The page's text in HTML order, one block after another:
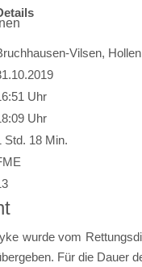
Vilsen, Hollen
Uhr
Uhr
Std. 18 Min.
wurde vom
Für die Dauer